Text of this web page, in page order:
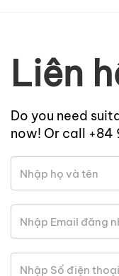
Liên
Do you need
now! Or call